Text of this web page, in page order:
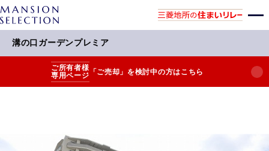
溝の口ガーデンプレミア
ご所有者様
専用ページ 「ご売却」を検討中の方はこちら